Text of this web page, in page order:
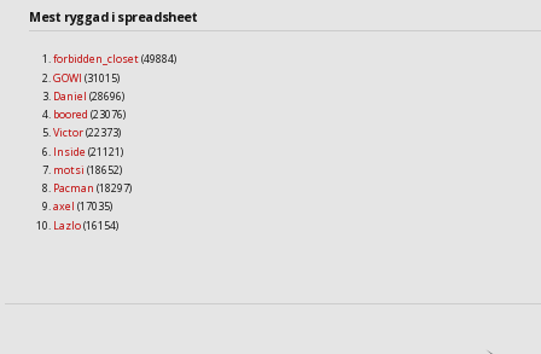
Mest ryggad i spreadsheet
forbidden_closet(49884)
GOWI (31015)
Daniel (28696)
boored (23076)
Victor(22373)
Inside (21121)
motsi (18652)
Pacman (18297)
axel (17035)
Lazlo(16154)